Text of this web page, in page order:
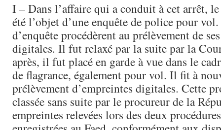
I – Dans l’affaire qui a conduit à cet arrêt,
été l’objet d’une enquête de police pour
d’enquête procédèrent au prélèvement de
digitales. Il fut relaxé par la suite par la
après, il fut placé en garde à vue dans le
de flagrance, également pour vol. Il fit à
prélèvement d’empreintes digitales. Cette
classée sans suite par le procureur de la
empreintes relevées lors des deux